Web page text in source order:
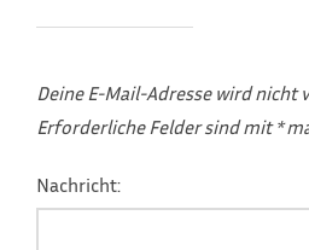
Deine E-Mail-Adresse wird
Erforderliche Felder sind mit*
Nachricht: